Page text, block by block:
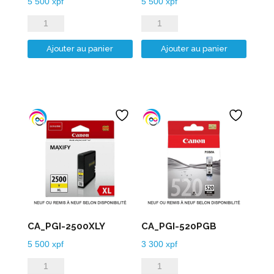
quantité
de
CA_PGI-
Ajouter au panier
quantité
de
CA_PGI-
Ajouter au panier
CA_PGI-2500XLY
5 500 xpf
quantité
CA_PGI-520PGB
3 300xpf
quantité